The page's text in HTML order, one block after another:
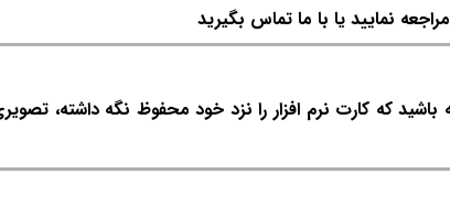
نمایید یا با ما تماس بگیرید
که کارت نرم افزار را نزد خود محفوظ نگه داشته،